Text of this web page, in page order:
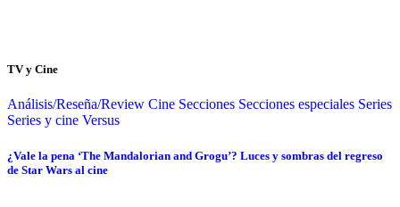
TV y Cine
Análisis/Reseña/Review Cine Secciones Secciones especiales Series
Series y cine Versus
¿Vale la pena ‘The Mandalorian and Grogu’? Luces y sombras del regreso
de Star Wars al cine